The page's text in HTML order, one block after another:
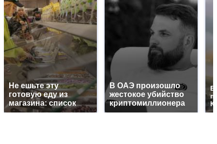
Не ешьте эту
готовую еду из
магазина: список
В ОАЭ произошло
жестокое убийство
криптомиллионера